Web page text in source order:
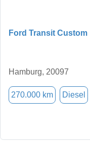
Ford Transit Custom
Hamburg, 20097
270.000 km Diesel